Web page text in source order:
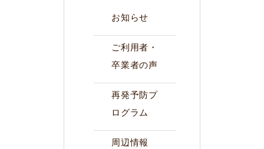
お知らせ
ご利用者・
卒業者の声
再発予防プ
ログラム
周辺情報